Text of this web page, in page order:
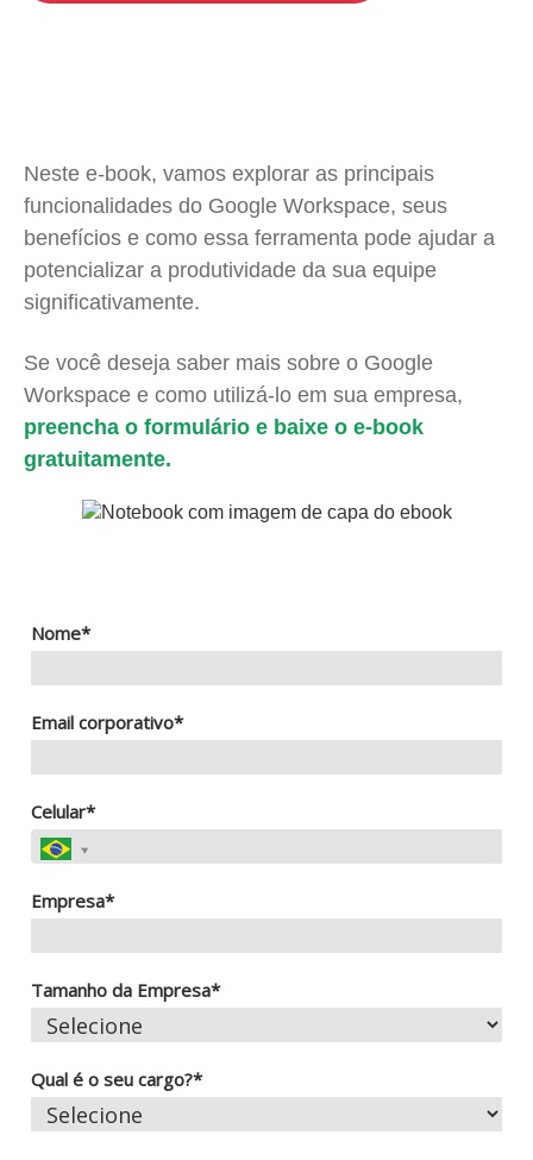
Neste e-book, vamos explorar as principais
funcionalidades do Google Workspace, seus
benefícios e como essa ferramenta pode ajudar a
potencializar a produtividade da sua equipe
significativamente.
Se você deseja saber mais sobre o Google
Workspace e como utilizá-lo em sua empresa,
preencha o formulário e baixe o e-book
gratuitamente.
Nome*
Email corporativo*
Celular*
Empresa*
Tamanho da Empresa*
Qual é o seu cargo?*